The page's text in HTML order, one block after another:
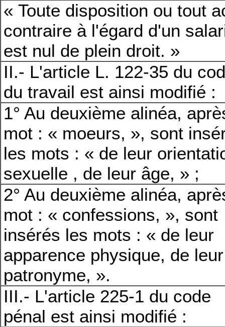
« Toute disposition ou tout
contraire à l'égard d'un
est nul de plein droit. »
II.- L'article L. 122-35 du
du travail est ainsi modifié :
1° Au deuxième alinéa,
mot : « moeurs, », sont
les mots : « de leur
sexuelle , de leur âge, » ;
2° Au deuxième alinéa,
mot : « confessions, », sont
insérés les mots : « de leur
apparence physique, de leur
patronyme, ».
III.- L'article 225-1 du code
pénal est ainsi modifié :